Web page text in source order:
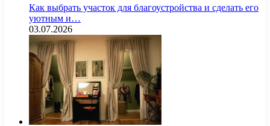
Как выбрать участок для благоустройства и сделать его
уютным и…
03.07.2026